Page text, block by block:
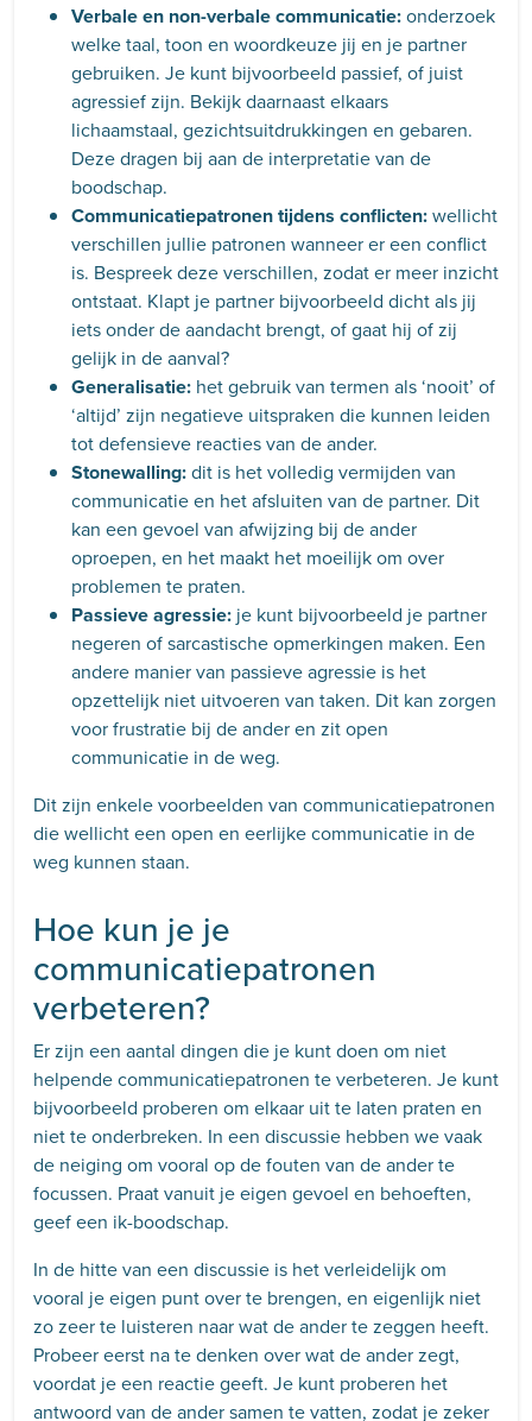
Verbale en non-verbale communicatie:onderzoek
welke taal, toon en woordkeuze jij en je partner
gebruiken. Je kunt bijvoorbeeld passief, of juist
agressief zijn. Bekijk daarnaast elkaars
lichaamstaal, gezichtsuitdrukkingen en gebaren.
Deze dragen bij aan de interpretatie van de
boodschap.
Communicatiepatronen tijdens conflicten:wellicht
verschillen jullie patronen wanneer er een conflict
is. Bespreek deze verschillen, zodat er meer inzicht
ontstaat. Klapt je partner bijvoorbeeld dicht als jij
iets onder de aandacht brengt, of gaat hij of zij
gelijk in de aanval?
Generalisatie: het gebruik van termen als ‘nooit’ of
‘altijd’ zijn negatieve uitspraken die kunnen leiden
tot defensieve reacties van de ander.
Stonewalling:dit is het volledig vermijden van
communicatie en het afsluiten van de partner. Dit
kan een gevoel van afwijzing bij de ander
oproepen, en het maakt het moeilijk om over
problemen te praten.
Passieve agressie: je kunt bijvoorbeeld je partner
negeren of sarcastische opmerkingen maken. Een
andere manier van passieve agressie is het
opzettelijk niet uitvoeren van taken. Dit kan zorgen
voor frustratie bij de ander en zit open
communicatie in de weg.
Dit zijn enkele voorbeelden van communicatiepatronen
die wellicht een open en eerlijke communicatie in de
weg kunnen staan.
Hoe kun je je
communicatiepatronen
verbeteren?
Er zijn een aantal dingen die je kunt doen om niet
helpende communicatiepatronen te verbeteren. Je kunt
bijvoorbeeld proberen om elkaar uit te laten praten en
niet te onderbreken. In een discussie hebben we vaak
de neiging om vooral op de fouten van de ander te
focussen. Praat vanuit je eigen gevoel en behoeften,
geef een ik-boodschap.
In de hitte van een discussie is het verleidelijk om
vooral je eigen punt over te brengen, en eigenlijk niet
zo zeer te luisteren naar wat de ander te zeggen heeft.
Probeer eerst na te denken over wat de ander zegt,
voordat je een reactie geeft. Je kunt proberen het
antwoord van de ander samen te vatten, zodat je zeker